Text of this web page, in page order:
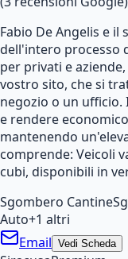
Fabio De Angelis e
dell'intero processo
per privati e
vostro sito, che si
negozio o un
e rendere
mantenendo
comprende: Veicoli
cubi, disponibili in
Sgombero Cantine
Auto+1 altri
Email Vedi Scheda